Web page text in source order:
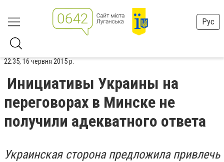
Рус
22:35, 16 червня 2015 р.
Инициативы Украины на
переговорах в Минске не
получили адекватного ответа
Украинская сторона предложила привлечь